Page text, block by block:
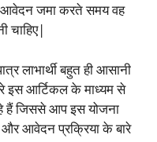
आवेदन जमा करते समय वह
चाहिए|
लाभार्थी बहुत ही आसानी
आर्टिकल के माध्यम से
हैं जिससे आप इस योजना
और आवेदन प्रक्रिया के बारे